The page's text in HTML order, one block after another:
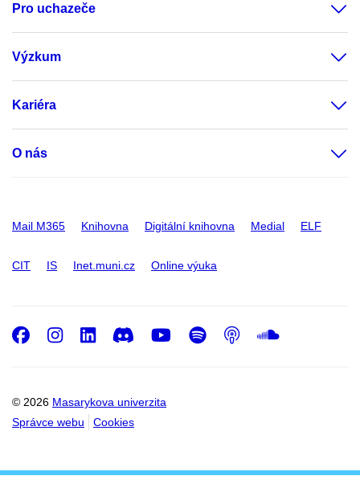
Pro uchazeče
Výzkum
Kariéra
O nás
Mail M365 Knihovna Digitální knihovna Medial ELF
CIT IS Inet.muni.cz Online výuka
© 2026 Masarykova univerzita
Správce webu
Cookies
Facebook
Instagram
LinkedIn
DiscordYoutube
Spotify
Podcast